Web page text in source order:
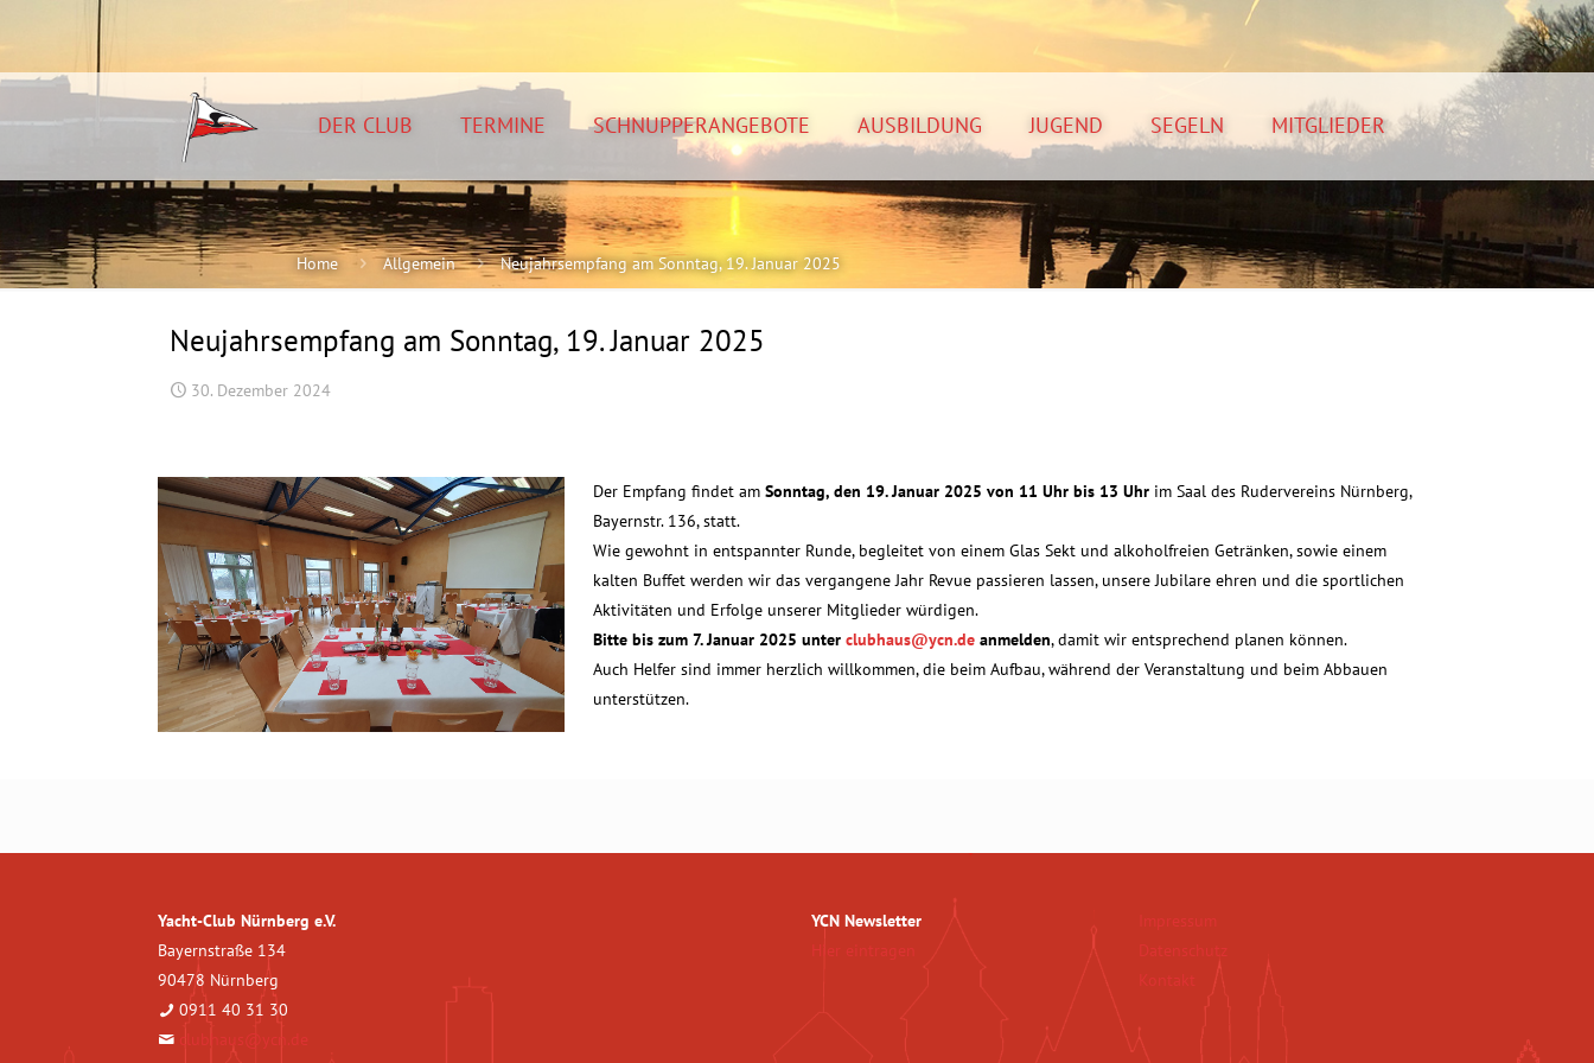
DER CLUB TERMINE SCHNUPPERANGEBOTE AUSBILDUNG JUGEND SEGELN MITGLIEDER
Home Allgemein Neujahrsempfang am Sonntag, 19. Januar 2025
Neujahrsempfang am Sonntag, 19. Januar 2025
30. Dezember 2024
Der Empfang findet amSonntag, den 19. Januar 2025 von 11 Uhr bis 13 Uhr im Saal des Rudervereins Nürnberg,
Bayernstr. 136, statt.
Wie gewohnt in entspannter Runde, begleitet von einem Glas Sekt und alkoholfreien Getränken, sowie einem
kalten Buffet werden wir das vergangene Jahr Revue passieren lassen, unsere Jubilare ehren und die sportlichen
Aktivitäten und Erfolge unserer Mitglieder würdigen.
Bitte bis zum 7. Januar 2025 unterclubhaus@ycn.de anmelden, damit wir entsprechend planen können.
Auch Helfer sind immer herzlich willkommen, die beim Aufbau, während der Veranstaltung und beim Abbauen
unterstützen.
Yacht-Club Nürnberg e.V.
Bayernstraße 134
90478 Nürnberg
0911 40 31 30
clubhaus@ycn.de
YCN Newsletter
Hier eintragen
Impressum
Datenschutz
Kontakt